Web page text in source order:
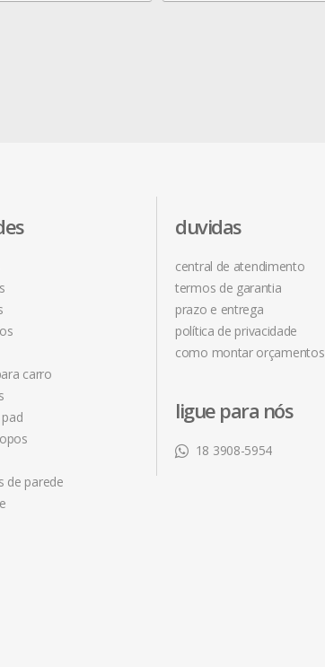
carro
de parede
duvidas
central de atendimento
termos de garantia
prazo e entrega
política de privacidade
como montar orçamentos
ligue para nós
18 3908-5954